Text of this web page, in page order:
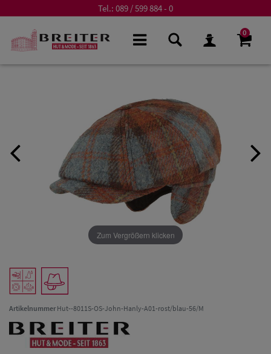
Tel.: 089 / 599 884 - 0
0
Zum Vergrößern klicken
ArtikelnummerHut--8011S-OS-John-Hanly-A01-rost/blau-56/M